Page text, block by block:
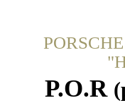
P.O.R